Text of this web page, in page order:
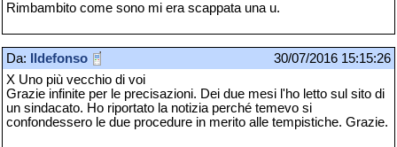
Rimbambito come sono mi era scappata una u.
Da: Ildefonso
30/07/2016 15:15:26
X Uno più vecchio di voi
Grazie infinite per le precisazioni. Dei due mesi l'ho letto sul sito di
un sindacato. Ho riportato la notizia perché temevo si
confondessero le due procedure in merito alle tempistiche. Grazie.